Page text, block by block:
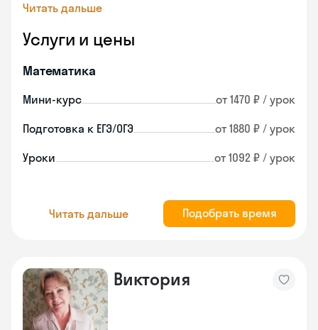
Читать дальше
Услуги и цены
Математика
Мини-курс от 1470 ₽ / урок
Подготовка к ЕГЭ/ОГЭ от 1880 ₽ / урок
Уроки от 1092 ₽ / урок
Читать дальше Подобрать время
Виктория